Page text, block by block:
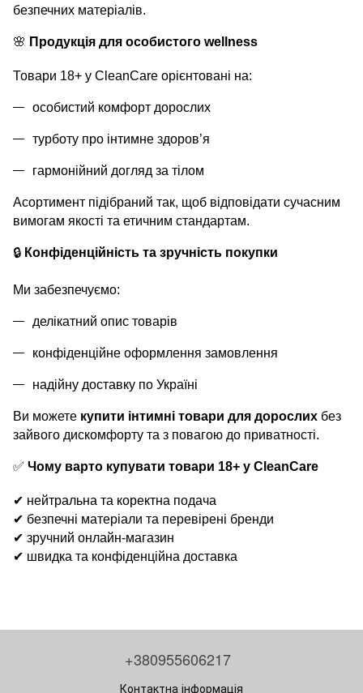
безпечних матеріалів.
🌸 Продукція для особистого wellness
Товари 18+ у CleanCare орієнтовані на:
особистий комфорт дорослих
турботу про інтимне здоров’я
гармонійний догляд за тілом
Асортимент підібраний так, щоб відповідати сучасним
вимогам якості та етичним стандартам.
🔒 Конфіденційність та зручність покупки
Ми забезпечуємо:
делікатний опис товарів
конфіденційне оформлення замовлення
надійну доставку по Україні
Ви можете купити інтимні товари для дорослих без
зайвого дискомфорту та з повагою до приватності.
✅ Чому варто купувати товари 18+ у CleanCare
✔ нейтральна та коректна подача
✔ безпечні матеріали та перевірені бренди
✔ зручний онлайн-магазин
✔ швидка та конфіденційна доставка
+380955606217
Контактна інформація